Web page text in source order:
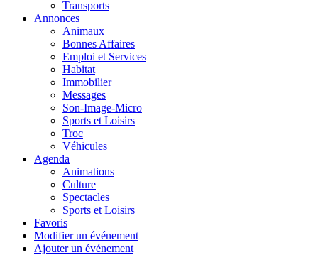
Transports
Annonces
Animaux
Bonnes Affaires
Emploi et Services
Habitat
Immobilier
Messages
Son-Image-Micro
Sports et Loisirs
Troc
Véhicules
Agenda
Animations
Culture
Spectacles
Sports et Loisirs
Favoris
Modifier un événement
Ajouter un événement